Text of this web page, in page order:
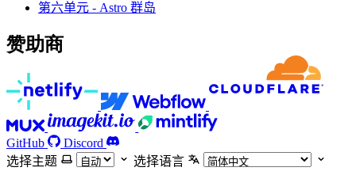
第六单元 - Astro 群岛
赞助商
GitHub
Discord
选择主题
选择语言